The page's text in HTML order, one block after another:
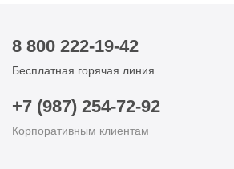
8 800 222-19-42
Бесплатная горячая линия
+7 (987) 254-72-92
Корпоративным клиентам